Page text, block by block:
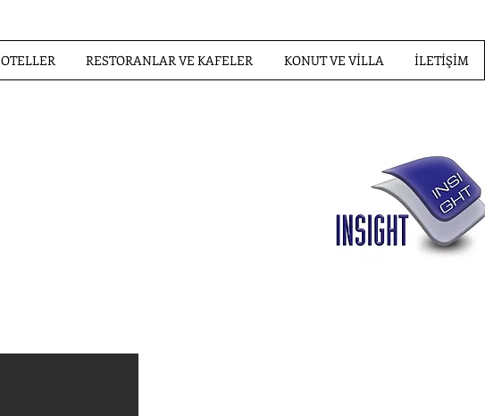
OTELLER RESTORANLAR VE KAFELER KONUT VE VİLLA İLETİŞİM